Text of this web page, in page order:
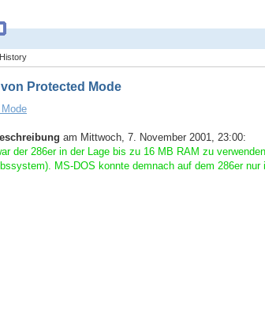
Protected Mode
am Mittwoch, 7. November 2001, 23:00:
der 286er in der Lage bis zu 16 MB RAM zu
MS-DOS konnte demnach auf dem 286er